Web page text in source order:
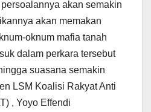
akan semakin
akan memakan
oknum mafia tanah
dalam perkara tersebut
suasana semakin
LSM Koalisi Rakyat Anti
, Yoyo Effendi